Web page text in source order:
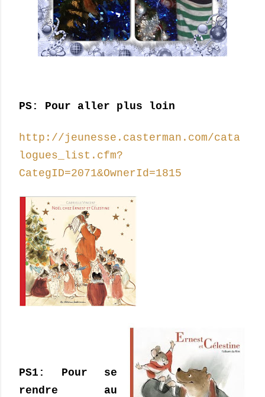
PS: Pour aller plus loin
http://jeunesse.casterman.com/cata
logues_list.cfm?
CategID=2071&OwnerId=1815
PS1: Pour se
rendre au